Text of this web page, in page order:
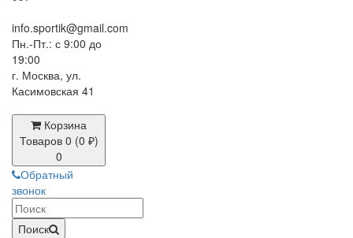
info.sportik@gmail.com
Пн.-Пт.: с 9:00 до
19:00
г. Москва, ул.
Касимовская 41
Корзина
Товаров 0 (0 ₽)
0
Обратный
звонок
Поиск